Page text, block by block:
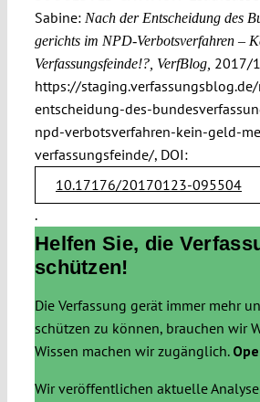
Sabine:Nach der Entscheidung des
gerichts im NPD-Verbotsverfahren –
Verfassungsfeinde!?, VerfBlog, 2017/
https://
entscheidung-des-
npd-verbotsverfahren-kein-geld-
verfassungsfeinde/, DOI:
10.17176/20170123-095504
.
Helfen Sie, die
schützen!
Die Verfassung gerät immer mehr
schützen zu können, brauchen wir
Wissen machen wir zugänglich.
Wir veröffentlichen aktuelle